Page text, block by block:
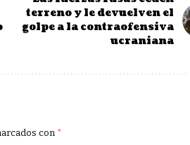
terreno y le devuelven el
golpe a la contraofensiva
ucraniana
con *